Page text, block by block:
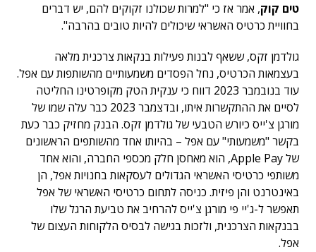
טים קוק, אמר אז כי "למרות שכולנו זקוקים להם, יש דברים
בחוויית כרטיס האשראי שיכולים להיות טובים בהרבה".
גולדמן זקס, ששאף לבנות פעילות בנקאות צרכנית מלאה
בעצמאות הכרטיס, נחל הפסדים משמעותיים מהשותפות עם אפל.
עוד בנובמבר 2023 דווח כי ענקית הטק מקופרטינו החליטה
לסיים את ההתקשרות איתו, ובדצמבר 2023 כבר עלה שמו של
מורגן צ'ייס כיורש הטבעי של גולדמן זקס. הבנק מחזיק כבר כעת
בקשר "משמעותי" עם אפל – בהיותו אחד מהשותפים הראשונים
של Apple Pay, הוא מאחסן חלק מכספי החברה, והוא אחד
משותפי כרטיסי האשראי הגדולים לעסקאות בחנויות אפל, הן
באינטרנט והן פיזית. כניסה לתחום כרטיסי האשראי של אפל
תאפשר ל-ג'יי פי מורגן צ'ייס להרחיב את טביעת הרגל שלו
בבנקאות הצרכנית, ולזכות בגישה לבסיס הלקוחות העצום של
אפל.